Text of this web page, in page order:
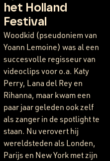
het Holland
Festival
Woodkid (pseudoniem van
Yoann Lemoine) was al een
succesvolle regisseur van
videoclips voor o.a. Katy
Perry, Lana del Rey en
Rihanna, maar kwam een
paar jaar geleden ook zelf
als zanger in de spotlight te
staan. Nu verovert hij
wereldsteden als Londen,
Parijs en New York met zijn